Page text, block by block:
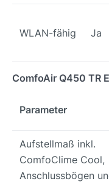
WLAN-fähig Ja
ComfoAir Q450 TR
Parameter
Aufstellmaß inkl.
ComfoClime Cool,
Anschlussbögen